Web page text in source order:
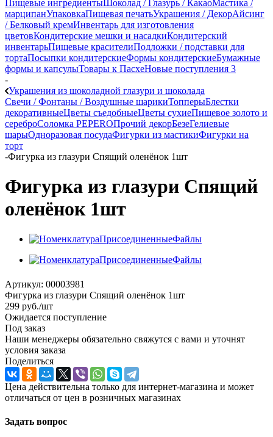
Пищевые ингредиенты Шоколад / Глазурь / КакаоМастика /
марципанУпаковкаПищевая печатьУкрашения / ДекорАйсинг
/ Белковый кремИнвентарь для изготовления
цветовКондитерские мешки и насадкиКондитерский
инвентарьПищевые красителиПодложки / подставки для
тортаПосыпки кондитерскиеФормы кондитерскиеБумажные
формы и капсулыТовары к ПасхеНовые поступления 3
-
Украшения из шоколадной глазури и шоколада
Свечи / Фонтаны / Воздушные шарикиТопперыБлестки
декоративныеЦветы съедобныеЦветы сухиеПищевое золото и
сереброСоломка PEPEROПрочий декорБезеГелиевые
шарыОдноразовая посудаФигурки из мастикиФигурки на
торт
-Фигурка из глазури Спящий оленёнок 1шт
Фигурка из глазури Спящий
оленёнок 1шт
Артикул: 00003981
Фигурка из глазури Спящий оленёнок 1шт
299 руб./шт
Ожидается поступление
Под заказ
Наши менеджеры обязательно свяжутся с вами и уточнят
условия заказа
Поделиться
Цена действительна только для интернет-магазина и может
отличаться от цен в розничных магазинах
Задать вопрос